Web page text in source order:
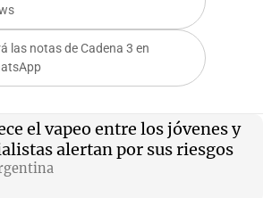
las notas de Cadena 3 en
el vapeo entre los jóvenes y
alertan por sus riesgos